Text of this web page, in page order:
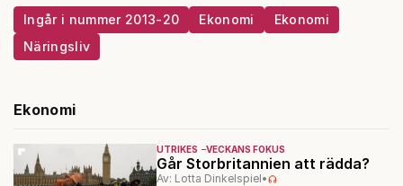
Ingår i nummer 2013-20 Ekonomi
Ekonomi
Näringsliv
Ekonomi
UTRIKES VECKANS FOKUS
Går Storbritannien att rädda?
Av: Lotta Dinkelspiel•